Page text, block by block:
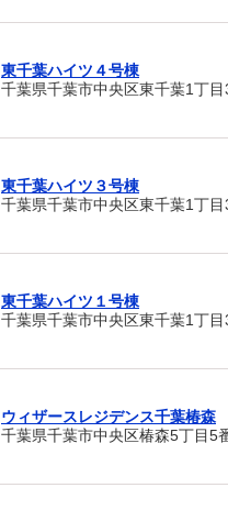
東千葉ハイツ４号棟
千葉県千葉市中央区東千葉1丁
東千葉ハイツ３号棟
千葉県千葉市中央区東千葉1丁
東千葉ハイツ１号棟
千葉県千葉市中央区東千葉1丁
ウィザースレジデンス千葉椿森
千葉県千葉市中央区椿森5丁目5